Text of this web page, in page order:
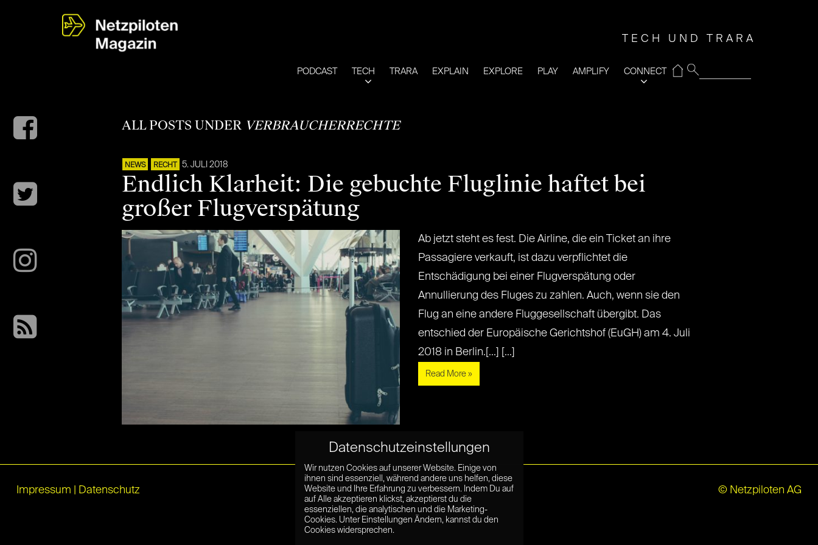
TECH UND TRARA
PODCAST TECH TRARA EXPLAIN EXPLORE PLAY AMPLIFY CONNECT
⌂
ALL POSTS UNDER VERBRAUCHERRECHTE
NEWS RECHT 5. JULI 2018
Endlich Klarheit: Die gebuchte Fluglinie haftet bei
großer Flugverspätung
Ab jetzt steht es fest. Die Airline, die ein Ticket an ihre
Passagiere verkauft, ist dazu verpflichtet die
Entschädigung bei einer Flugverspätung oder
Annullierung des Fluges zu zahlen. Auch, wenn sie den
Flug an eine andere Fluggesellschaft übergibt. Das
entschied der Europäische Gerichtshof (EuGH) am 4. Juli
2018 in Berlin.[...] [...]
Read More »
Impressum Datenschutz © Netzpiloten AG
Datenschutzeinstellungen
Wir nutzen Cookies auf unserer Website. Einige von
ihnen sind essenziell, während andere uns helfen, diese
Website und Ihre Erfahrung zu verbessern. Indem Du auf
auf Alle akzeptieren klickst, akzeptierst du die
essenziellen, die analytischen und die Marketing-
Cookies. Unter Einstellungen Ändern, kannst du den
Cookies widersprechen.